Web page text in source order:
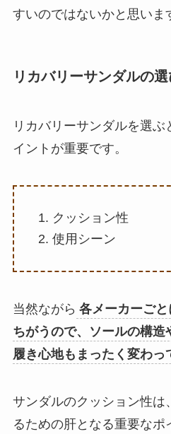
すいのではないかと思いま
リカバリーサンダルの
リカバリーサンダルを選
イントが重要です。
クッション性
使用シーン
当然ながら 各メーカーご
ちがうので、ソールの構造
履き心地もまったく変わっ
サンダルのクッション性は
るための肝となる重要なポ